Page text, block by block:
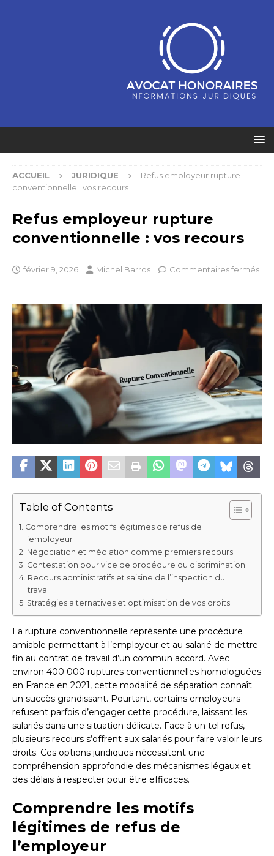
ACCUEIL JURIDIQUE
Refus employeur rupture
conventionnelle : vos recours
Refus employeur rupture
conventionnelle : vos recours
février 9, 2026 Michel Barros Commentaires fermés
Table of Contents
Comprendre les motifs légitimes de refus de
l’employeur
Négociation et médiation comme premiers recours
Contestation pour vice de procédure ou discrimination
Recours administratifs et saisine de l’inspection du
travail
Stratégies alternatives et optimisation de vos droits
La rupture conventionnelle représente une procédure
amiable permettant à l’employeur et au salarié de mettre
fin au contrat de travail d’un commun accord. Avec
environ 400 000 ruptures conventionnelles homologuées
en France en 2021, cette modalité de séparation connaît
un succès grandissant. Pourtant, certains employeurs
refusent parfois d’engager cette procédure, laissant les
salariés dans une situation délicate. Face à un tel refus,
plusieurs recours s’offrent aux salariés pour faire valoir leurs
droits. Ces options juridiques nécessitent une
compréhension approfondie des mécanismes légaux et
des délais à respecter pour être efficaces.
Comprendre les motifs
légitimes de refus de
l’employeur